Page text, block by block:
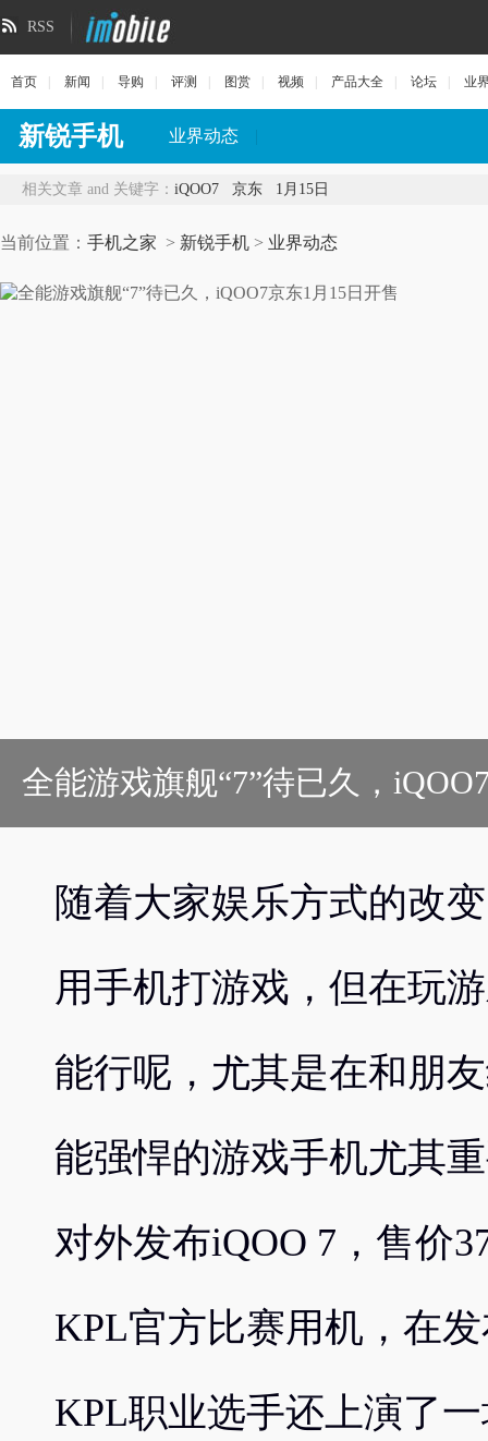
RSS
首页 新闻 导购 评测 图赏 视频 产品大全 论坛 业
新锐手机 业界动态
相关文章 and 关键字： iQOO7 京东 1月15日
当前位置： 手机之家 > 新锐手机 > 业界动态
全能游戏旗舰“7”待已久，
随着大家娱乐方式的改
用手机打游戏，但在玩
能行呢，尤其是在和朋
能强悍的游戏手机尤其
对外发布iQOO 7，售价
KPL官方比赛用机，在
KPL职业选手还上演了